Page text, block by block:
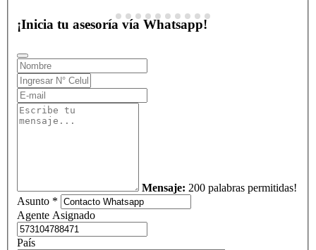
¡Inicia tu asesoría vía Whatsapp!
Mensaje: 200 palabras permitidas!
Asunto *
Agente Asignado
País